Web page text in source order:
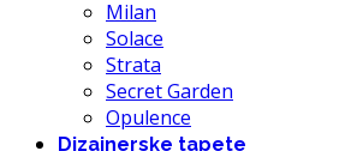
Milan
Solace
Strata
Secret Garden
Opulence
Dizajnerske tapete